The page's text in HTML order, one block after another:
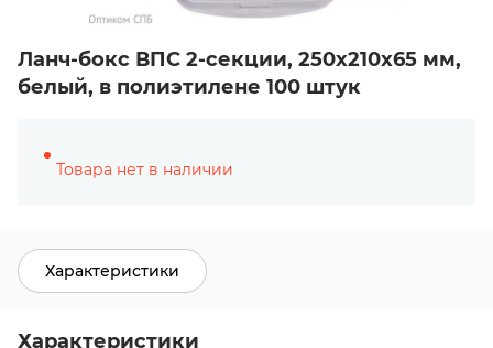
Ланч-бокс ВПС 2-секции, 250х210х65 мм,
белый, в полиэтилене 100 штук
Товара нет в наличии
Характеристики
Характеристики